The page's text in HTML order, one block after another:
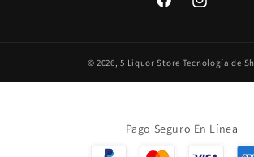
FacebookInstagram
© 2026,5 Liquor Store Tecnología de
Pago Seguro En Línea